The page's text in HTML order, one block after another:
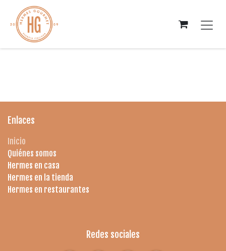
Ir al contenido
Enlaces
Inicio
Quiénes somos
Hermes en casa
Hermes en la tienda
Hermes en restaurantes
Redes sociales